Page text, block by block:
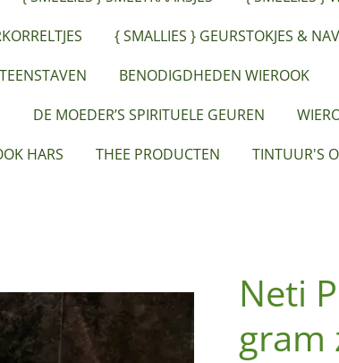
{ SMALLIES } GEURSTOKJES &
BENODIGDHEDEN WIEROOK
DE MOEDER’S SPIRITUELE GEUREN
HARS
THEE PRODUCTEN TINTUUR'S
Neti
gram